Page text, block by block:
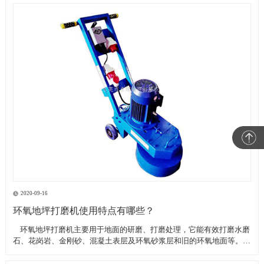
2020-09-16
环氧地坪打磨机使用特点有哪些？
​ 环氧地坪打磨机主要用于地面的研磨、打磨处理，它能有效打磨水磨
石、花岗岩、金刚砂、混凝土表层及环氧砂浆层和旧的环氧地面等。具